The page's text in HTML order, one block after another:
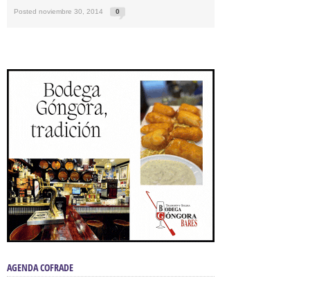
Posted noviembre 30, 2014 0
AGENDA COFRADE